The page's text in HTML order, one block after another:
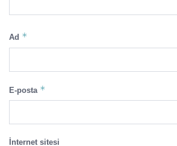
Ad *
E-posta *
İnternet sitesi